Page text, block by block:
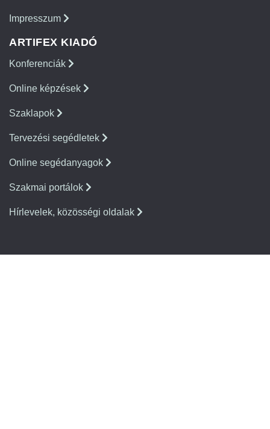
Impresszum
ARTIFEX KIADÓ
Konferenciák
Online képzések
Szaklapok
Tervezési segédletek
Online segédanyagok
Szakmai portálok
Hírlevelek, közösségi oldalak